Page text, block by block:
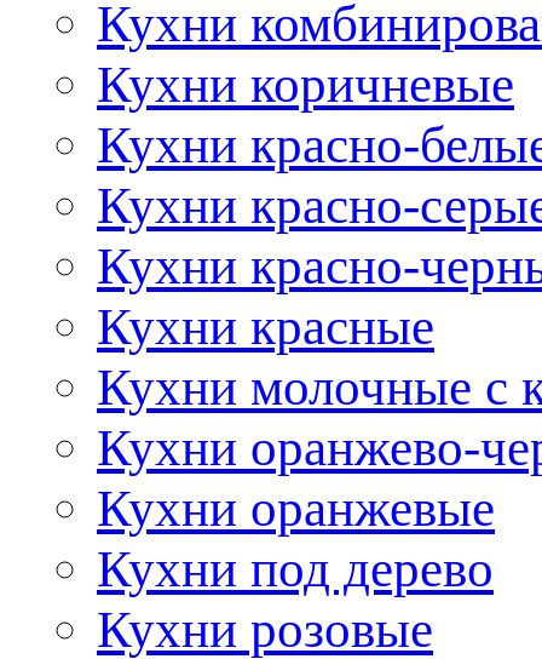
Кухни
Кухни коричневые
Кухни красно-
Кухни красно-
Кухни красно-
Кухни красные
Кухни молочные с
Кухни оранжево-
Кухни оранжевые
Кухни под дерево
Кухни розовые